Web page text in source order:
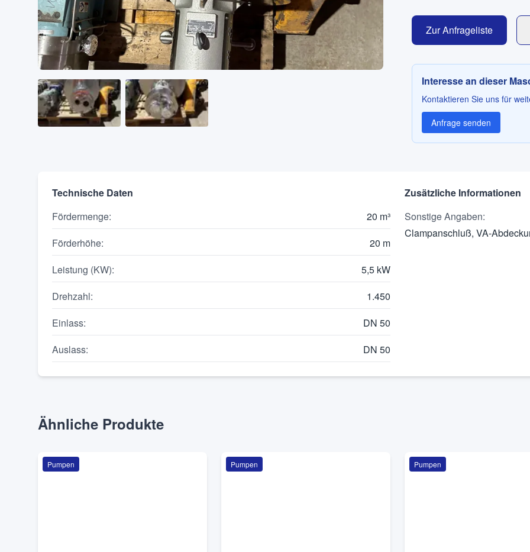
Zur Anfrageliste
Interesse an dieser
Kontaktieren Sie uns für
Anfrage senden
Technische Daten
Fördermenge:
20 m³
Förderhöhe:
20 m
Leistung (KW):
5,5 kW
Drehzahl:
1.450
Einlass:
DN 50
Auslass: DN 50
Zusätzliche Informationen
Sonstige Angaben:
Clampanschluß, VA-
Ähnliche Produkte
Pumpen Pumpen Pumpen